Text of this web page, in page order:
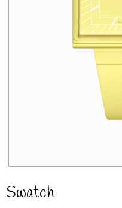
Swatch